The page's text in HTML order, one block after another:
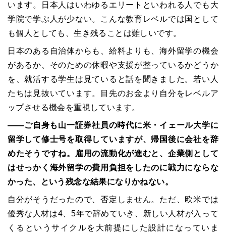
います。日本人はいわゆるエリートといわれる人でも大
学院で学ぶ人が少ない。こんな教育レベルでは国として
も個人としても、生き残ることは難しいです。
日本のある自治体からも、給料よりも、海外留学の機会
があるか、そのための休暇や支援が整っているかどうか
を、就活する学生は見ていると話を聞きました。若い人
たちは見抜いています。目先のお金より自分をレベルア
ップさせる機会を重視しています。
――ご自身も山一証券社員の時代に米・イェール大学に
留学して修士号を取得していますが、帰国後に会社を辞
めたそうですね。雇用の流動化が進むと、企業側として
はせっかく海外留学の費用負担をしたのに戦力にならな
かった、という残念な結果になりかねない。
自分がそうだったので、否定しません。ただ、欧米では
優秀な人材は4、5年で辞めていき、新しい人材が入って
くるというサイクルを大前提にした設計になっていま